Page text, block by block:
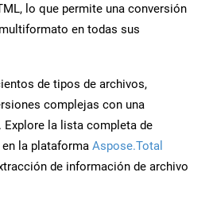
lo que permite una conversión
en todas sus
de tipos de archivos,
complejas con una
la lista completa de
la plataforma Aspose.Total
de información de archivo